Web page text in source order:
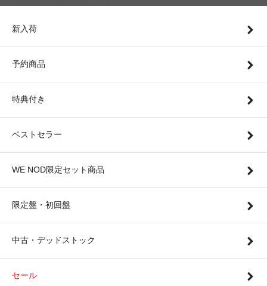
新入荷
予約商品
特典付き
ベストセラー
WE NOD限定セット商品
限定盤・初回盤
中古・デッドストック
セール